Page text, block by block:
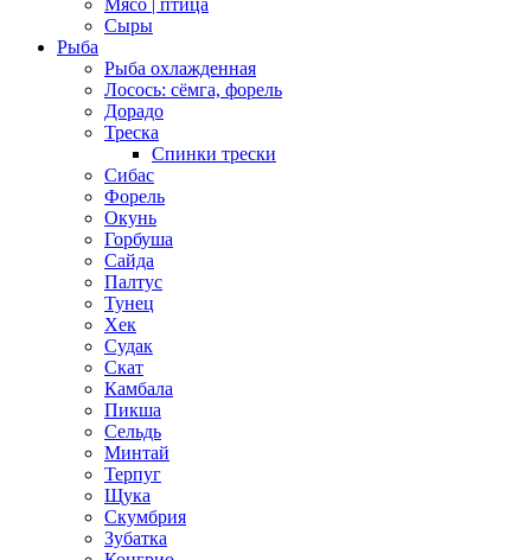
Мясо | птица
Сыры
Рыба
Рыба охлажденная
Лосось: сёмга, форель
Дорадо
Треска
Спинки трески
Сибас
Форель
Окунь
Горбуша
Сайда
Палтус
Тунец
Хек
Судак
Скат
Камбала
Пикша
Сельдь
Минтай
Терпуг
Щука
Скумбрия
Зубатка